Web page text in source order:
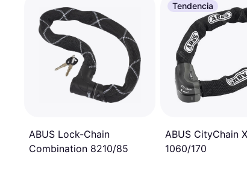
ABUS Lock-Chain
Combination 8210/85
Tendencia
ABUS CityChain
1060/170